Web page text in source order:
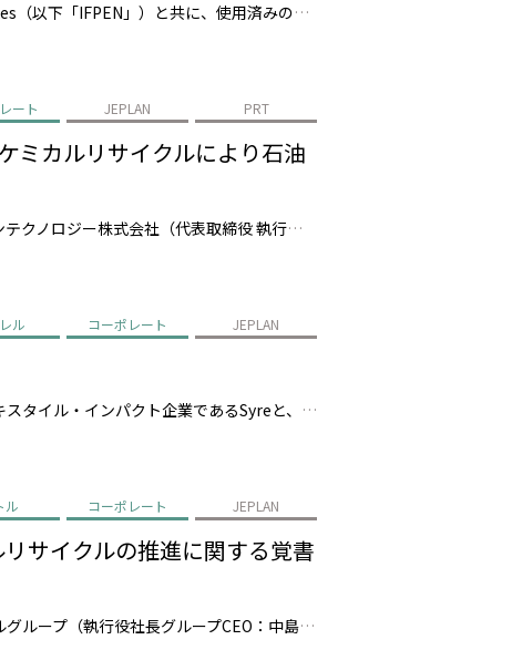
株式会社JEPLAN（代表取締役 執行役員社長：髙尾 正樹、以下「JEPLAN」）は、AxensとIFP Energies nouvelles（以下「IFPEN」）と共に、使用済みの繊維廃棄物数十トンを準商用設備（福岡県北九州市）でリサイクルし、100%廃棄ポリエステルから再生された モノマー*1の製造に成功しました。…
ート JEPLAN PRT
ミカルリサイクルにより石油
株式会社JEPLAN（代表取締役 執行役員社長：髙尾 正樹、以下「JEPLAN」）のグループ会社・ペットリファインテクノロジー株式会社（代表取締役 執行役員社長：伊賀 大悟、以下「ペットリファインテクノロジー」）が製造・販売する再生原料「HELIX™」は、キリンビール株式会社（代表取締役社長：堀口 英樹、以下「キリンビ…
ル コーポレート JEPLAN
株式会社JEPLAN（代表取締役 執行役員社長：髙尾 正樹、以下「JEPLAN」）は、スウェーデンに本社を置くテキスタイル・インパクト企業であるSyreと、繊維to繊維リサイクルの実現に向けた戦略的提携を締結（以下、「本提携」）したことを発表します。 本提携を通じて、Syreが有するグローバルな事業構想力・技術統合力と…
ル コーポレート JEPLAN
サイクルの推進に関する覚書
株式会社JEPLAN（代表取締役 執行役員社長 髙尾正樹、以下、「JEPLAN」）、株式会社三井住友フィナンシャルグループ（執行役社長グループCEO：中島 達、以下、グループを総称し「SMBCグループ」）、アサヒ飲料株式会社（代表取締役社長:近藤 佳代子、以下「アサヒ飲料」）は、ケミカルリサイクル事業の拡大に向けた協力…